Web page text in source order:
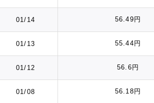
01/14 56.49円
01/13 55.44円
01/12 56.6円
01/08 56.18円